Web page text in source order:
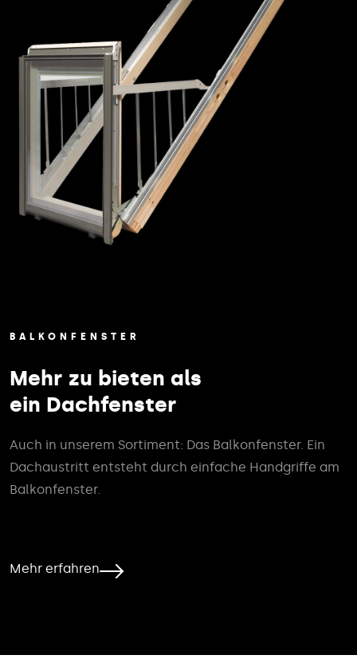
BALKONFENSTER
Mehr zu bieten als
ein Dachfenster
Auch in unserem Sortiment: Das Balkonfenster. Ein
Dachaustritt entsteht durch einfache Handgriffe am
Balkonfenster.
Mehr erfahren